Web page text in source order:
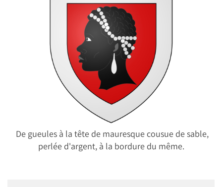
De gueules à la tête de mauresque cousue de sable,
perlée d'argent, à la bordure du même.